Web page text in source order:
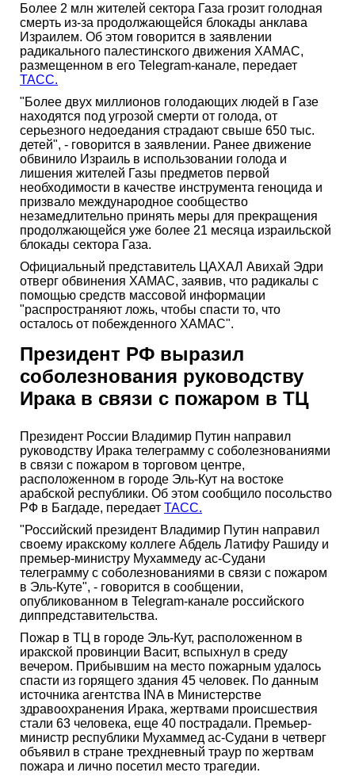
Более 2 млн жителей сектора Газа грозит голодная
смерть из-за продолжающейся блокады анклава
Израилем. Об этом говорится в заявлении
радикального палестинского движения ХАМАС,
размещенном в его Telegram-канале, передает
ТАСС.
"Более двух миллионов голодающих людей в Газе
находятся под угрозой смерти от голода, от
серьезного недоедания страдают свыше 650 тыс.
детей", - говорится в заявлении. Ранее движение
обвинило Израиль в использовании голода и
лишения жителей Газы предметов первой
необходимости в качестве инструмента геноцида и
призвало международное сообщество
незамедлительно принять меры для прекращения
продолжающейся уже более 21 месяца израильской
блокады сектора Газа.
Официальный представитель ЦАХАЛ Авихай Эдри
отверг обвинения ХАМАС, заявив, что радикалы с
помощью средств массовой информации
"распространяют ложь, чтобы спасти то, что
осталось от побежденного ХАМАС".
Президент РФ выразил
соболезнования руководству
Ирака в связи с пожаром в ТЦ
Президент России Владимир Путин направил
руководству Ирака телеграмму с соболезнованиями
в связи с пожаром в торговом центре,
расположенном в городе Эль-Кут на востоке
арабской республики. Об этом сообщило посольство
РФ в Багдаде, передает ТАСС.
"Российский президент Владимир Путин направил
своему иракскому коллеге Абдель Латифу Рашиду и
премьер-министру Мухаммеду ас-Судани
телеграмму с соболезнованиями в связи с пожаром
в Эль-Куте", - говорится в сообщении,
опубликованном в Telegram-канале российского
диппредставительства.
Пожар в ТЦ в городе Эль-Кут, расположенном в
иракской провинции Васит, вспыхнул в среду
вечером. Прибывшим на место пожарным удалось
спасти из горящего здания 45 человек. По данным
источника агентства INA в Министерстве
здравоохранения Ирака, жертвами происшествия
стали 63 человека, еще 40 пострадали. Премьер-
министр республики Мухаммед ас-Судани в четверг
объявил в стране трехдневный траур по жертвам
пожара и лично посетил место трагедии.